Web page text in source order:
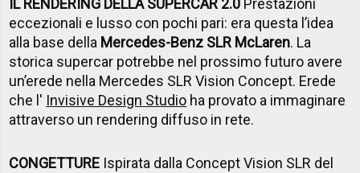
IL RENDERING DELLA SUPERCAR 2.0 Prestazioni
eccezionali e lusso con pochi pari: era questa l’idea
alla base della Mercedes-Benz SLR McLaren. La
storica supercar potrebbe nel prossimo futuro avere
un’erede nella Mercedes SLR Vision Concept. Erede
che l' Invisive Design Studio ha provato a immaginare
attraverso un rendering diffuso in rete.
CONGETTURE Ispirata dalla Concept Vision SLR del